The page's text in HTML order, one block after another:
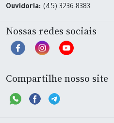
Ouvidoria: (45) 3236-8383
Nossas redes sociais
Compartilhe nosso site